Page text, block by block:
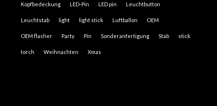
Kopfbedeckung LED-Pin LED pin Leuchtbutton
Leuchtstab light light stick Luftballon OEM
OEM flasher Party Pin Sonderanfertigung Stab stick
torch Weihnachten Xmas